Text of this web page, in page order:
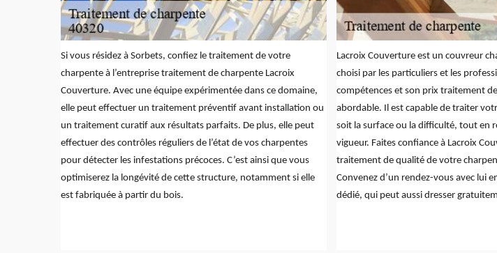
Si vous résidez à Sorbets, confiez le traitement de votre
charpente à l’entreprise traitement de charpente Lacroix
Couverture. Avec une équipe expérimentée dans ce domaine,
elle peut effectuer un traitement préventif avant installation ou
un traitement curatif aux résultats parfaits. De plus, elle peut
effectuer des contrôles réguliers de l’état de vos charpentes
pour détecter les infestations précoces. C’est ainsi que vous
optimiserez la longévité de cette structure, notamment si elle
est fabriquée à partir du bois.
Lacroix Couverture est un couvreur
choisi par les particuliers et les
compétences et son prix traitement
abordable. Il est capable de traiter
soit la surface ou la difficulté, tout en
vigueur. Faites confiance à Lacroix
traitement de qualité de votre
Convenez d’un rendez-vous avec lui
dédié, qui peut aussi dresser